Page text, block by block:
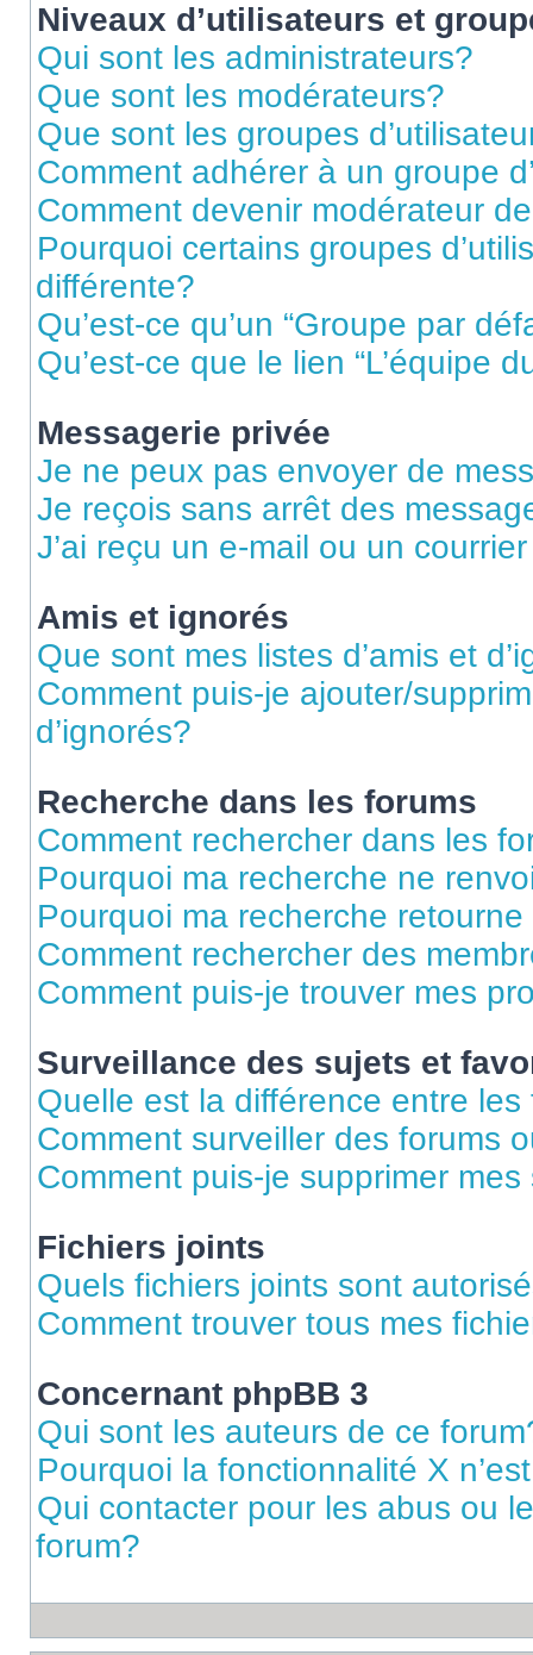
Niveaux d’utilisateurs et
Qui sont les administrateurs?
Que sont les modérateurs?
Que sont les groupes
Comment adhérer à un groupe
Comment devenir modérateur
Pourquoi certains groupes
différente?
Qu’est-ce qu’un “Groupe par
Qu’est-ce que le lien “L’équipe
Messagerie privée
Je ne peux pas envoyer de
Je reçois sans arrêt des
J’ai reçu un e-mail ou un
Amis et ignorés
Que sont mes listes d’amis et
Comment puis-je ajouter/
d’ignorés?
Recherche dans les forums
Comment rechercher dans les
Pourquoi ma recherche ne
Pourquoi ma recherche
Comment rechercher des
Comment puis-je trouver mes
Surveillance des sujets et
Quelle est la différence entre
Comment surveiller des forums
Comment puis-je supprimer
Fichiers joints
Quels fichiers joints sont
Comment trouver tous mes
Concernant phpBB 3
Qui sont les auteurs de ce
Pourquoi la fonctionnalité X
Qui contacter pour les abus ou
forum?